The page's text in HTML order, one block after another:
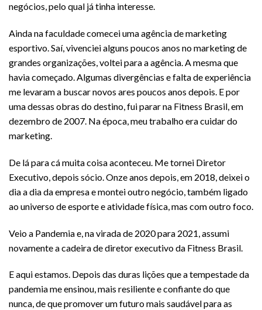
negócios, pelo qual já tinha interesse.
Ainda na faculdade comecei uma agência de marketing
esportivo. Saí, vivenciei alguns poucos anos no marketing de
grandes organizações, voltei para a agência. A mesma que
havia começado. Algumas divergências e falta de experiência
me levaram a buscar novos ares poucos anos depois. E por
uma dessas obras do destino, fui parar na Fitness Brasil, em
dezembro de 2007. Na época, meu trabalho era cuidar do
marketing.
De lá para cá muita coisa aconteceu. Me tornei Diretor
Executivo, depois sócio. Onze anos depois, em 2018, deixei o
dia a dia da empresa e montei outro negócio, também ligado
ao universo de esporte e atividade física, mas com outro foco.
Veio a Pandemia e, na virada de 2020 para 2021, assumi
novamente a cadeira de diretor executivo da Fitness Brasil.
E aqui estamos. Depois das duras lições que a tempestade da
pandemia me ensinou, mais resiliente e confiante do que
nunca, de que promover um futuro mais saudável para as